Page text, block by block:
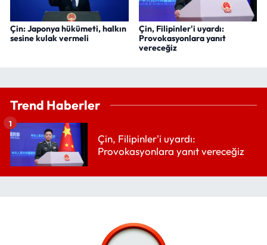
Çin: Japonya hükümeti, halkın
sesine kulak vermeli
Çin, Filipinler'i uyardı:
Provokasyonlara yanıt
vereceğiz
Trend Haberler
Çin, Filipinler'i uyardı:
Provokasyonlara yanıt vereceğiz
1